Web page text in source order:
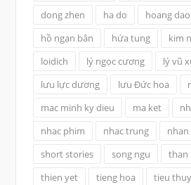
dong zhen
ha do hoang dao
hồ ngạn bân
hứa tung kim
loidich
lý ngọc cương
lý vũ
lưu lực dương
lưu Đức hoa
mac minh ky dieu
ma ket
nhac phim
nhac trung
nhan
short stories
song ngu than
thien yet
tieng hoa tieu